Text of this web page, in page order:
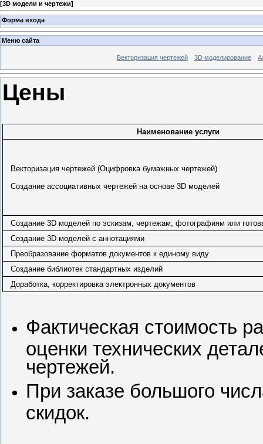
[3D модели и чертежи]
Форма входа
Меню сайта
Векторизация чертежей 3D моделирование
Цены
Наименование услуги
Векторизация чертежей (Оцифровка бумажных чертежей)
Создание ассоциативных чертежей на основе 3D моделей
Создание 3D моделей по эскизам, чертежам, фотографиям или
Создание 3D моделей с аннотациями
Преобразование форматов документов к единому виду
Создание библиотек стандартных изделий
Доработка, корректировка электронных документов
Фактическая стоимость
оценки технических
чертежей.
При заказе большого
скидок.